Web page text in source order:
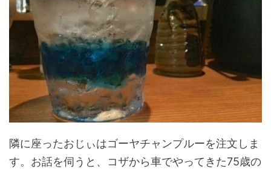
隣に座ったおじぃはゴーヤチャンプルーを注文しま
す。お話を伺うと、コザから車でやってきた75歳の